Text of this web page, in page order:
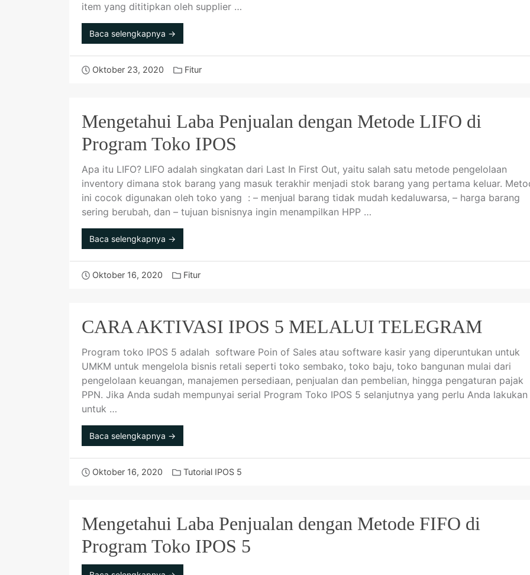
item yang dititipkan oleh supplier …
Baca selengkapnya →
Oktober 23, 2020 Fitur
Mengetahui Laba Penjualan dengan Metode LIFO di
Program Toko IPOS
Apa itu LIFO? LIFO adalah singkatan dari Last In First Out, yaitu salah satu metode pengelolaan
inventory dimana stok barang yang masuk terakhir menjadi stok barang yang pertama keluar.
ini cocok digunakan oleh toko yang : – menjual barang tidak mudah kedaluwarsa, – harga barang
sering berubah, dan – tujuan bisnisnya ingin menampilkan HPP …
Baca selengkapnya →
Oktober 16, 2020 Fitur
CARA AKTIVASI IPOS 5 MELALUI TELEGRAM
Program toko IPOS 5 adalah software Poin of Sales atau software kasir yang diperuntukan untuk
UMKM untuk mengelola bisnis retali seperti toko sembako, toko baju, toko bangunan mulai dari
pengelolaan keuangan, manajemen persediaan, penjualan dan pembelian, hingga pengaturan pajak
PPN. Jika Anda sudah mempunyai serial Program Toko IPOS 5 selanjutnya yang perlu Anda lakukan
untuk …
Baca selengkapnya →
Oktober 16, 2020 Tutorial IPOS 5
Mengetahui Laba Penjualan dengan Metode FIFO di
Program Toko IPOS 5